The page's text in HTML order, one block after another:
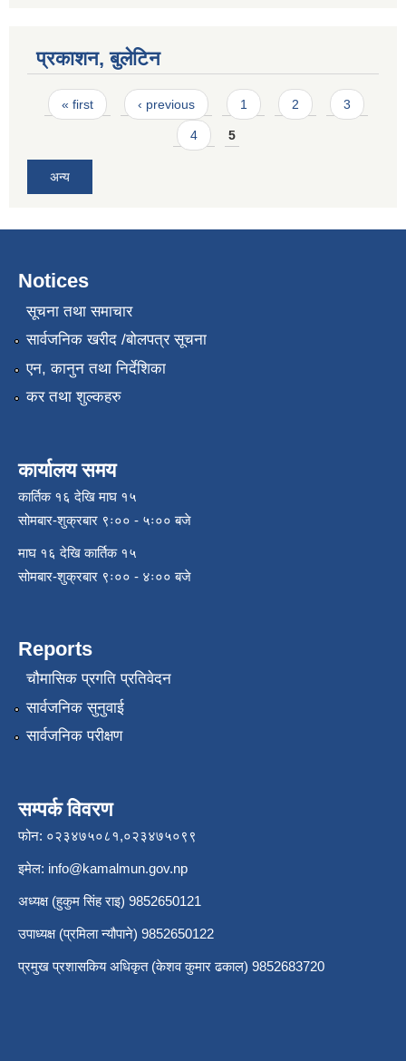
प्रकाशन, बुलेटिन
Pages
« first ‹ previous 1 2 3
4 5
अन्य
Notices
सूचना तथा समाचार
सार्वजनिक खरीद /बोलपत्र सूचना
एन, कानुन तथा निर्देशिका
कर तथा शुल्कहरु
कार्यालय समय
कार्तिक १६ देखि माघ १५
सोमबार-शुक्रबार ९ः०० - ५ः०० बजे
माघ १६ देखि कार्तिक १५
सोमबार-शुक्रबार ९ः०० - ४ः०० बजे
Reports
चौमासिक प्रगति प्रतिवेदन
सार्वजनिक सुनुवाई
सार्वजनिक परीक्षण
सम्पर्क विवरण
फोन: ०२३४७५०८१,०२३४७५०९९
इमेल: info@kamalmun.gov.np
अध्यक्ष (हुकुम सिंह राइ) 9852650121
उपाध्यक्ष (प्रमिला न्यौपाने) 9852650122
प्रमुख प्रशासकिय अधिकृत (केशव कुमार ढकाल) 9852683720